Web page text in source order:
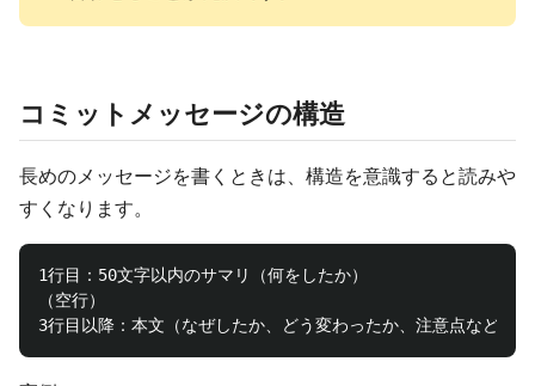
コミットメッセージの構造
長めのメッセージを書くときは、構造を意識すると読みや
すくなります。
1行目：50文字以内のサマリ（何をしたか）
（空行）